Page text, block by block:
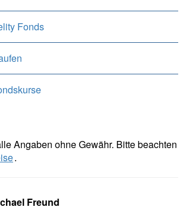
Fonds
Angaben ohne Gewähr. Bitte beachten
.
Freund